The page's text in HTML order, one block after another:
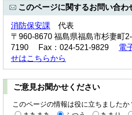
このページに関するお問い合わ
消防保安課 代表
〒960-8670 福島県福島市杉妻
7190 Fax：024-521-9829 電
せはこちらから
ご意見お聞かせください
このページの情報は役に立ちましたか